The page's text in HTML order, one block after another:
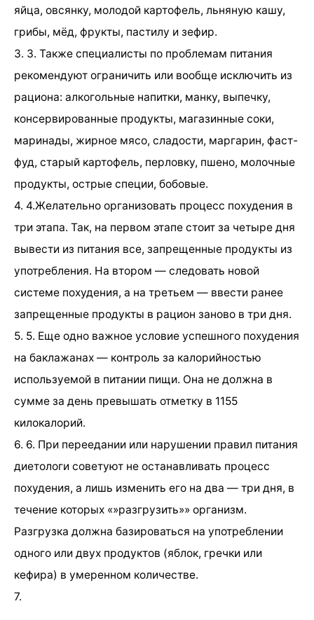
яйца, овсянку, молодой картофель, льняную кашу,
грибы, мёд, фрукты, пастилу и зефир.
3. 3. Также специалисты по проблемам питания
рекомендуют ограничить или вообще исключить из
рациона: алкогольные напитки, манку, выпечку,
консервированные продукты, магазинные соки,
маринады, жирное мясо, сладости, маргарин, фаст-
фуд, старый картофель, перловку, пшено, молочные
продукты, острые специи, бобовые.
4. 4.Желательно организовать процесс похудения в
три этапа. Так, на первом этапе стоит за четыре дня
вывести из питания все, запрещенные продукты из
употребления. На втором — следовать новой
системе похудения, а на третьем — ввести ранее
запрещенные продукты в рацион заново в три дня.
5. 5. Еще одно важное условие успешного похудения
на баклажанах — контроль за калорийностью
используемой в питании пищи. Она не должна в
сумме за день превышать отметку в 1155
килокалорий.
6. 6. При переедании или нарушении правил питания
диетологи советуют не останавливать процесс
похудения, а лишь изменить его на два — три дня, в
течение которых «»разгрузить»» организм.
Разгрузка должна базироваться на употреблении
одного или двух продуктов (яблок, гречки или
кефира) в умеренном количестве.
7.